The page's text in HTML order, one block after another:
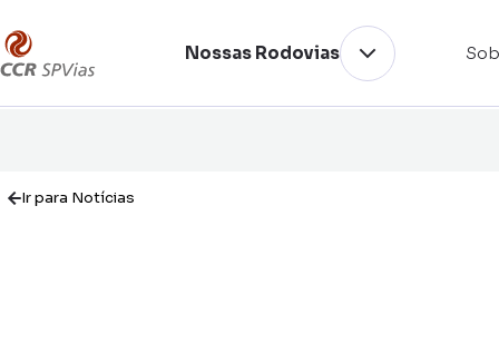
Nossas Rodovias
Ir para Notícias